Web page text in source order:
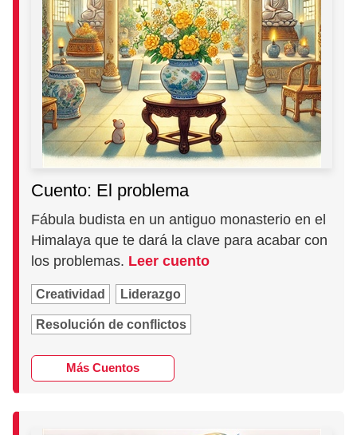
Cuento: El problema
Fábula budista en un antiguo monasterio en el
Himalaya que te dará la clave para acabar con
los problemas. Leer cuento
Creatividad Liderazgo
Resolución de conflictos
Más Cuentos